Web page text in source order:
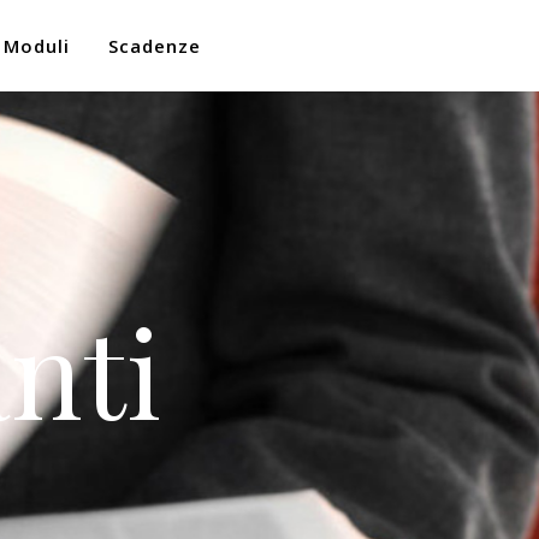
Moduli Scadenze